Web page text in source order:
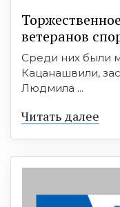
ветеранов
Среди них были
Кацанашвили,
Людмила ...
Читать далее